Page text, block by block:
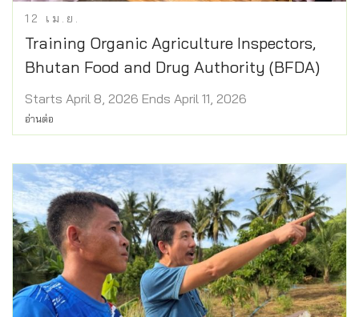
12 เม.ย.
Training Organic Agriculture Inspectors,
Bhutan Food and Drug Authority (BFDA)
Starts April 8, 2026 Ends April 11, 2026
อ่านต่อ